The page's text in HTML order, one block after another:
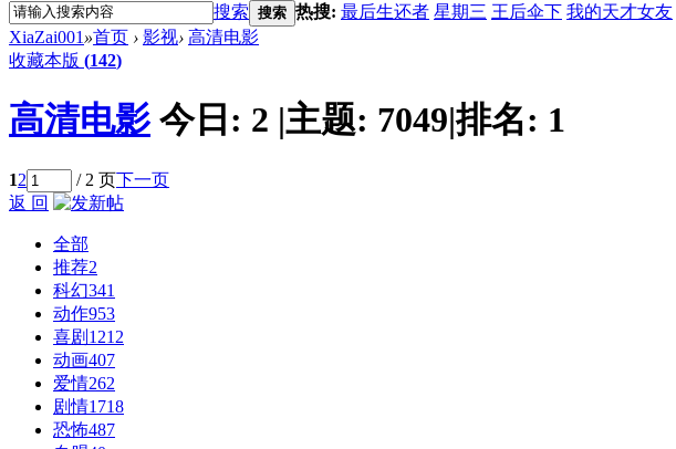
搜索 搜索 热搜: 最后生还者 星期三 王后伞下 我的天才女友
XiaZai001 »首页 › 影视› 高清电影
收藏本版 (142)
高清电影 今日: 2 |主题: 7049|排名: 1
12 / 2 页下一页
返 回
全部
推荐2
科幻341
动作953
喜剧 1212
动画407
爱情262
剧情1718
恐怖487